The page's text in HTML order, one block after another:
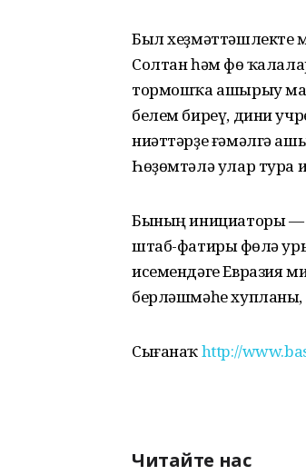
Был хеҙмәттәшлекте
Солтан һәм Өфө
тормошҡа ашырыу
белем биреү, дини
ниәттәрҙе ғәмәлгә
Һөҙөмтәлә улар тура
Бының инициаторы —
штаб-фатиры Өфөлә
исемендәге Евразия
берләшмәһе
Сығанаҡhttp://
Читайте нас